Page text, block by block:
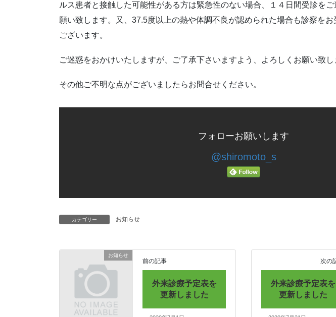
ルス患者と接触した可能性がある方は緊急性のない場合、１４日間受診を
願い致します。又、37.5度以上の熱や体調不良が認められた場合も診察を
ございます。
ご迷惑をおかけいたしますが、ご了承下さいますよう、よろしくお願い致し
その他ご不明な点がございましたらお問合せください。
フォローお願いします
@shiromoto_s
カテゴリー お知らせ
お知らせ
前の記事
外来診療予定表を
更新しました
次の
外来診療予定表を
更新しました